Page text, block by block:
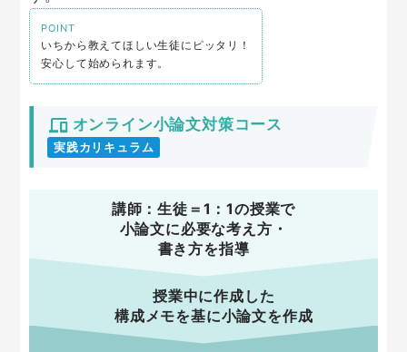
・難関大学在籍・出身で総合型選抜の
多様な出題形式に対
応
・総合型選抜対策に特化した研修を通じ
一人ひとりの志望校に合わせた指導
・コースごとの担任制による継続指導
ます
・総合型選抜に特化した学習プランナーがサポート！
・「フォローアップ面談」
でご家庭と連携
・フォローアップ面談では「進路指導」、「学習プラン作
・面談以外にも家庭連絡を通じ、一人ひとりの目標達成ま
でナビゲート
・ 科目対策や試験対策も、対面指導の個別指導学院フリー
ステップやオンライン個別指導フリーステップ
・一人ひとりの課題に細部まで徹底した指導
ポート！
POINT
いちから教えてほしい生徒にピッタリ！
安心して始められます。
オンライン小論文対策コース
実践カリキュラム
講師：生徒＝1：1の授業で
小論文に必要な考え方・
書き方を指導
授業中に作成した
構成メモを基に小論文を作成